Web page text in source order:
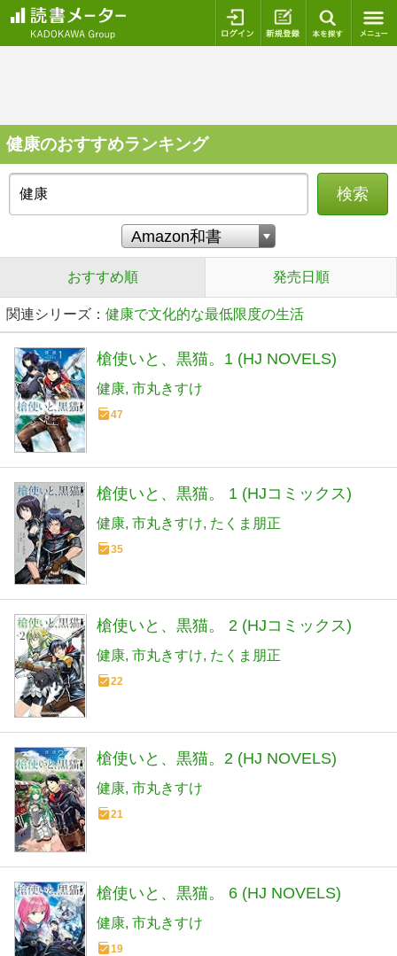
ログイン 新規登録
健康のおすすめランキング
検索
おすすめ順 発売日順
関連シリーズ： 健康で文化的な最低限度の生活
槍使いと、黒猫。1 (HJ NOVELS)
健康 市丸きすけ
47
槍使いと、黒猫。 1 (HJコミックス)
健康 市丸きすけ たくま朋正
35
槍使いと、黒猫。 2 (HJコミックス)
健康 市丸きすけ たくま朋正
22
槍使いと、黒猫。2 (HJ NOVELS)
健康 市丸きすけ
21
槍使いと、黒猫。 6 (HJ NOVELS)
健康 市丸きすけ
19